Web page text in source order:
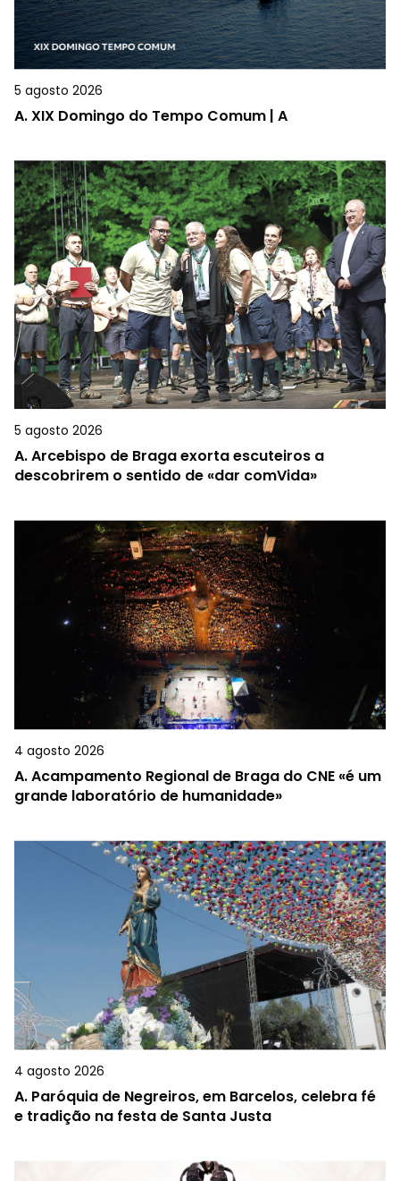
5 agosto 2026
A.XIX Domingo do Tempo Comum | A
5 agosto 2026
A.Arcebispo de Braga exorta escuteiros a
descobrirem o sentido de «dar comVida»
4 agosto 2026
A.Acampamento Regional de Braga do CNE «é um
grande laboratório de humanidade»
4 agosto 2026
A. Paróquia de Negreiros, em Barcelos, celebra fé
e tradição na festa de Santa Justa